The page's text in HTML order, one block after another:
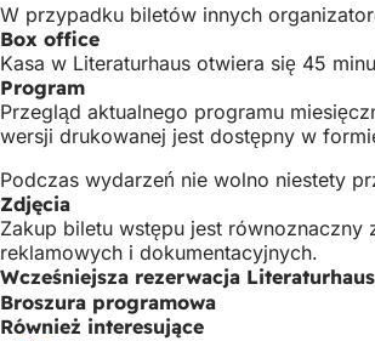
W przypadku biletów innych
Box office
Kasa w Literaturhaus otwiera się 45
Program
Przegląd aktualnego programu
wersji drukowanej jest dostępny w
Podczas wydarzeń nie wolno niestety
Zdjęcia
Zakup biletu wstępu jest
reklamowych i dokumentacyjnych.
Wcześniejsza rezerwacja Literaturhaus
Broszura programowa
Również interesujące